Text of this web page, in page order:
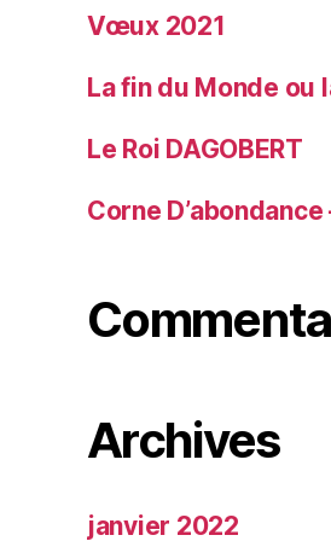
Vœux 2021
La fin du Monde ou
Le Roi DAGOBERT
Corne
Archives
janvier 2022